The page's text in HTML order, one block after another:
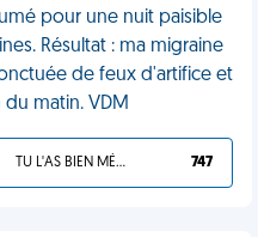
pour une nuit paisible
Résultat : ma migraine
de feux d'artifice et
matin. VDM
TU L'AS BIEN MÉRITÉ 747